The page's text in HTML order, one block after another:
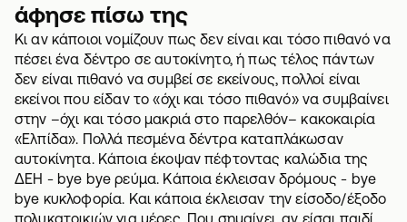
άφησε πίσω της
Κι αν κάποιοι νομίζουν πως δεν είναι και τόσο πιθανό να
πέσει ένα δέντρο σε αυτοκίνητο, ή πως τέλος πάντων
δεν είναι πιθανό να συμβεί σε εκείνους, πολλοί είναι
εκείνοι που είδαν το «όχι και τόσο πιθανό» να συμβαίνει
στην –όχι και τόσο μακριά στο παρελθόν– κακοκαιρία
«Ελπίδα». Πολλά πεσμένα δέντρα καταπλάκωσαν
αυτοκίνητα. Κάποια έκοψαν πέφτοντας καλώδια της
ΔΕΗ - bye bye ρεύμα. Κάποια έκλεισαν δρόμους - bye
bye κυκλοφορία. Και κάποια έκλεισαν την είσοδο/έξοδο
πολυκατοικιών για μέρες. Που σημαίνει, αν είσαι παιδί